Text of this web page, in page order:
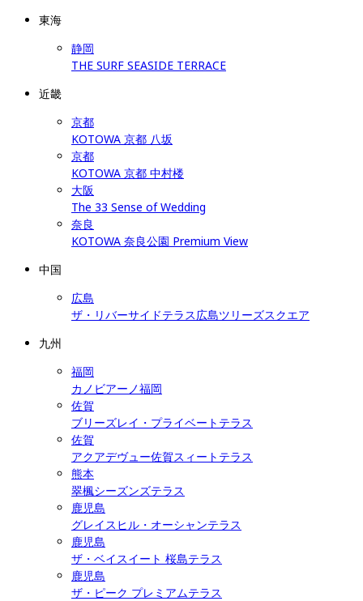
東海
静岡
THE SURF SEASIDE TERRACE
近畿
京都
KOTOWA 京都 八坂
京都
KOTOWA 京都 中村楼
大阪
The 33 Sense of Wedding
奈良
KOTOWA 奈良公園 Premium View
中国
広島
ザ・リバーサイドテラス広島ツリーズスクエア
九州
福岡
カノビアーノ福岡
佐賀
ブリーズレイ・プライベートテラス
佐賀
アクアデヴュー佐賀スィートテラス
熊本
翠楓シーズンズテラス
鹿児島
グレイスヒル・オーシャンテラス
鹿児島
ザ・ベイスイート 桜島テラス
鹿児島
ザ・ピーク プレミアムテラス